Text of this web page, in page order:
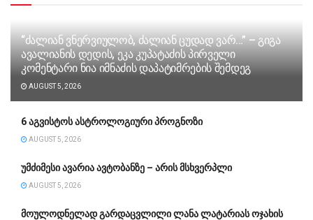
“ძა­ლი­ან ვნერ­ვი­უ­ლობ, ძა­ლი­ან ცუ­დად ვარ…” – გიგა
ავა­ლი­ა­ნის დე­დის, ეკა კუ­პა­ტა­ძის პირველი
კომენტარი ნია იმნაძის დაპატიმრების შემდეგ
AUGUST 5, 2026
6 აგვისტოს ასტროლოგიური პროგნოზი
AUGUST 5, 2026
უმძიმესი ავარია ავტობანზე – არის მსხვერპლი
AUGUST 5, 2026
მოულოდნელად გარდაცვლილი ლანა ლატარიას ოჯახის